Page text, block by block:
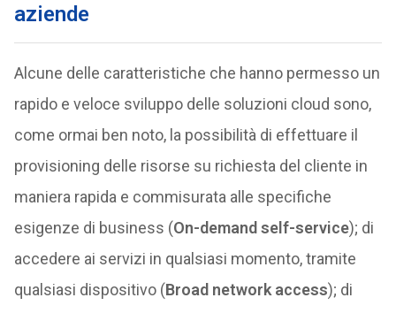
aziende
Alcune delle caratteristiche che hanno permesso un
rapido e veloce sviluppo delle soluzioni cloud sono,
come ormai ben noto, la possibilità di effettuare il
provisioning delle risorse su richiesta del cliente in
maniera rapida e commisurata alle specifiche
esigenze di business (On-demand self-service); di
accedere ai servizi in qualsiasi momento, tramite
qualsiasi dispositivo (Broad network access); di